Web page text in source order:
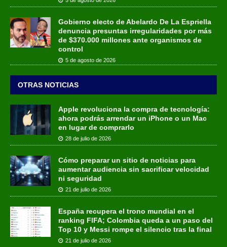
Gobierno electo de Abelardo De La Espriella
denuncia presuntas irregularidades por más
de $370.000 millones ante organismos de
control
5 de agosto de 2026
OTRAS NOTICIAS
Apple revoluciona la compra de tecnología:
ahora podrás arrendar un iPhone o un Mac
en lugar de comprarlo
28 de julio de 2026
Cómo preparar un sitio de noticias para
aumentar audiencia sin sacrificar velocidad
ni seguridad
21 de julio de 2026
España recupera el trono mundial en el
ranking FIFA; Colombia queda a un paso del
Top 10 y Messi rompe el silencio tras la final
21 de julio de 2026